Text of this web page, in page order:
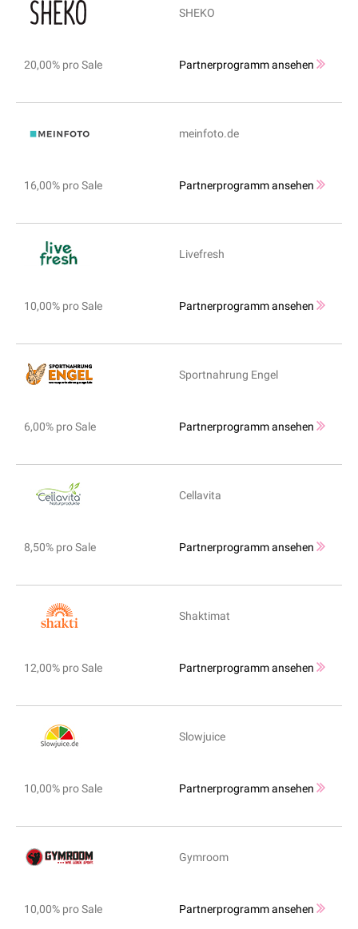
SHEKO
20,00% pro Sale Partnerprogramm ansehen
meinfoto.de
16,00% pro Sale Partnerprogramm ansehen
Livefresh
10,00% pro Sale Partnerprogramm ansehen
Sportnahrung Engel
6,00% pro Sale Partnerprogramm ansehen
Cellavita
8,50% pro Sale Partnerprogramm ansehen
Shaktimat
12,00% pro Sale Partnerprogramm ansehen
Slowjuice
10,00% pro Sale Partnerprogramm ansehen
Gymroom
10,00% pro Sale Partnerprogramm ansehen